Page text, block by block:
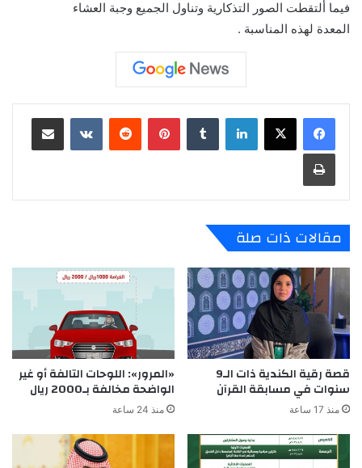
فيما ألتقطت الصور التذكارية وتناول الجميع وجبة العشاء
المعدة لهذه المناسبة .
لينكدإن بينتيريست
مقالات ذات صلة
قصة رقية الكندية ذات الـ9
سنوات في مسابقة القرآن
منذ 17 ساعة
«المرور»: اللوحات التالفة أو غير
الواضحة مخالفة بـ2000 ريال
منذ 24 ساعة